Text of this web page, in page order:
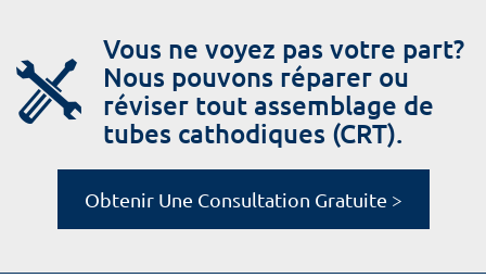
Vous ne voyez pas votre part?
Nous pouvons réparer ou
réviser tout assemblage de
tubes cathodiques (CRT).
Obtenir Une Consultation Gratuite >